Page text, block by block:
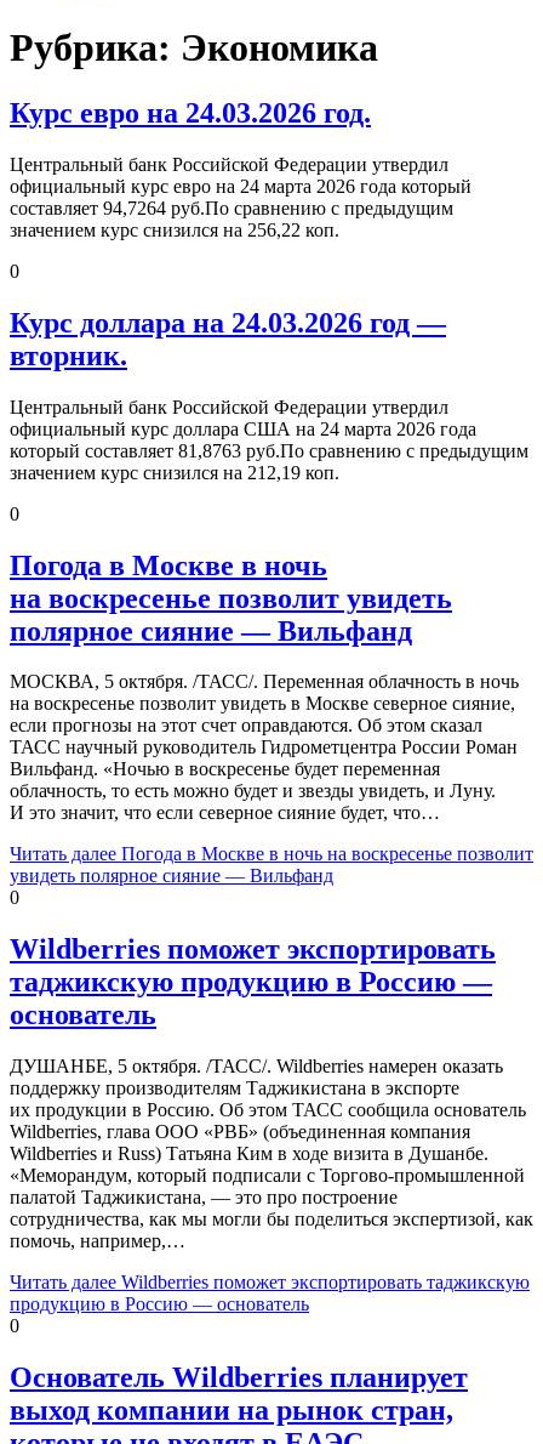
Рубрика: Экономика
Курс евро на 24.03.2026 год.
Центральный банк Российской Федерации утвердил
официальный курс евро на 24 марта 2026 года который
составляет 94,7264 руб.По сравнению с предыдущим
значением курс снизился на 256,22 коп.
0
Курс доллара на 24.03.2026 год —
вторник.
Центральный банк Российской Федерации утвердил
официальный курс доллара США на 24 марта 2026 года
который составляет 81,8763 руб.По сравнению с предыдущим
значением курс снизился на 212,19 коп.
0
Погода в Москве в ночь
на воскресенье позволит увидеть
полярное сияние — Вильфанд
МОСКВА, 5 октября. /ТАСС/. Переменная облачность в ночь
на воскресенье позволит увидеть в Москве северное сияние,
если прогнозы на этот счет оправдаются. Об этом сказал
ТАСС научный руководитель Гидрометцентра России Роман
Вильфанд. «Ночью в воскресенье будет переменная
облачность, то есть можно будет и звезды увидеть, и Луну.
И это значит, что если северное сияние будет, что…
Читать далее Погода в Москве в ночь на воскресенье позволит
увидеть полярное сияние — Вильфанд
0
Wildberries поможет экспортировать
таджикскую продукцию в Россию —
основатель
ДУШАНБЕ, 5 октября. /ТАСС/. Wildberries намерен оказать
поддержку производителям Таджикистана в экспорте
их продукции в Россию. Об этом ТАСС сообщила основатель
Wildberries, глава ООО «РВБ» (объединенная компания
Wildberries и Russ) Татьяна Ким в ходе визита в Душанбе.
«Меморандум, который подписали с Торгово-промышленной
палатой Таджикистана, — это про построение
сотрудничества, как мы могли бы поделиться экспертизой, как
помочь, например,…
Читать далее Wildberries поможет экспортировать таджикскую
продукцию в Россию — основатель
0
Основатель Wildberries планирует
выход компании на рынок стран,